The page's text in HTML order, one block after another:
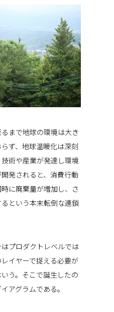
まで地球の環境は大き
ず、地球温暖化は深刻
術や産業が発達し環境
発されると、消費行動
に廃棄量が増加し、さ
という本末転倒な連鎖
はプロダクトレベルでは
イヤーで捉える必要が
う。そこで誕生したの
アグラムである。